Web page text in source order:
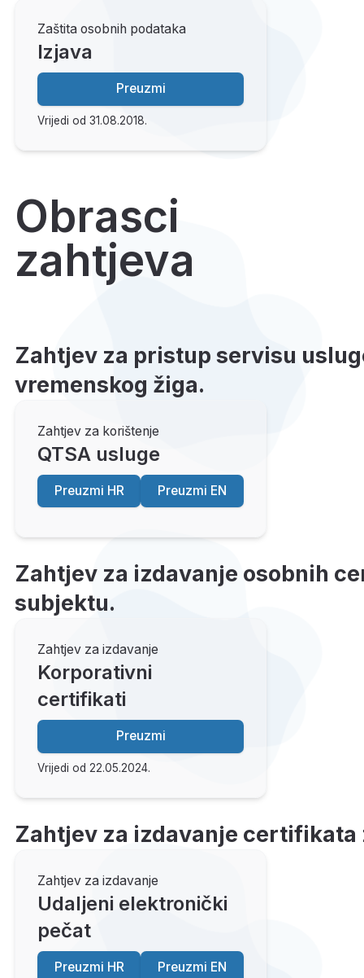
Zaštita osobnih podataka
Izjava
Preuzmi
Vrijedi od 31.08.2018.
Obrasci
zahtjeva
Zahtjev za pristup servisu
vremenskog žiga.
Zahtjev za korištenje
QTSA usluge
Preuzmi HR Preuzmi EN
Zahtjev za izdavanje osobnih
subjektu.
Zahtjev za izdavanje
Korporativni
certifikati
Preuzmi
Vrijedi od 22.05.2024.
Zahtjev za izdavanje
Zahtjev za izdavanje
Udaljeni elektronički
pečat
Preuzmi HR Preuzmi EN